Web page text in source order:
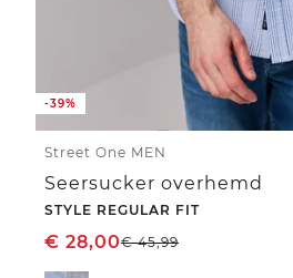
-39%
Street One MEN
Seersucker overhemd
STYLE REGULAR FIT
€ 28,00€45,99